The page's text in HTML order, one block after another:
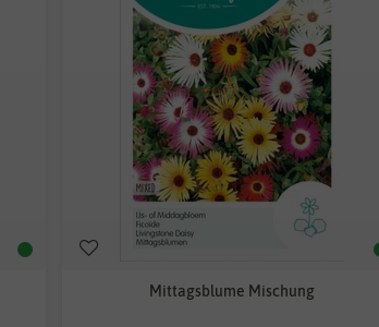
Mittagsblume Mischung